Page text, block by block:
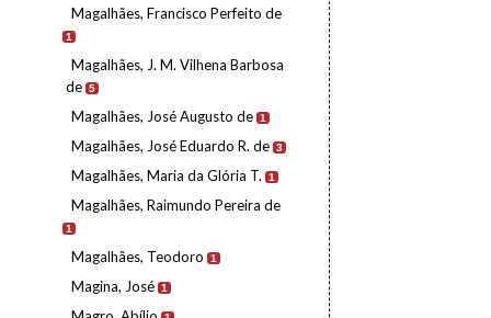
Magalhães, Francisco Perfeito de
1
Magalhães, J. M. Vilhena Barbosa
de 5
Magalhães, José Augusto de 1
Magalhães, José Eduardo R. de 3
Magalhães, Maria da Glória T. 1
Magalhães, Raimundo Pereira de
1
Magalhães, Teodoro 1
Magina, José 1